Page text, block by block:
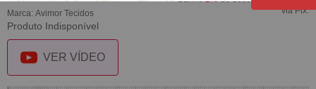
Marca: Avimor Tecidos
Produto Indisponível
via Pix.
VER VÍDEO